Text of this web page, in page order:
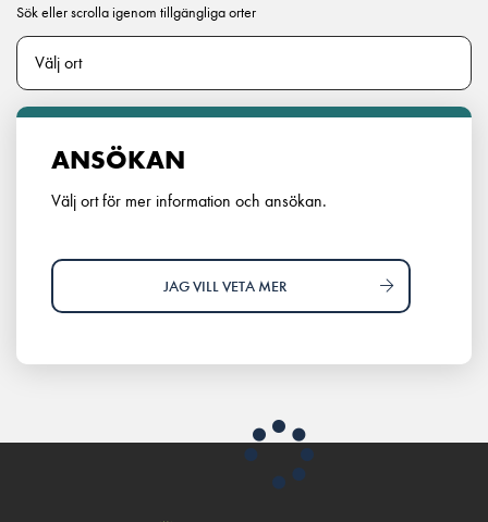
Sök eller scrolla igenom tillgängliga orter
ANSÖKAN
Välj ort för mer information och ansökan.
JAG VILL VETA MER